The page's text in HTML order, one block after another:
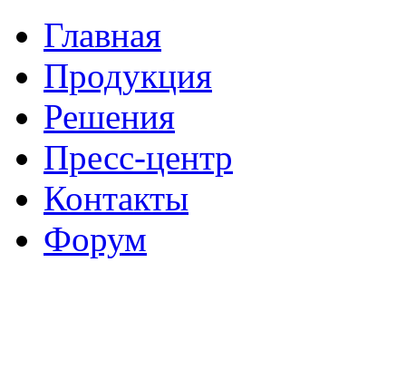
Главная
Продукция
Решения
Пресс-центр
Контакты
Форум